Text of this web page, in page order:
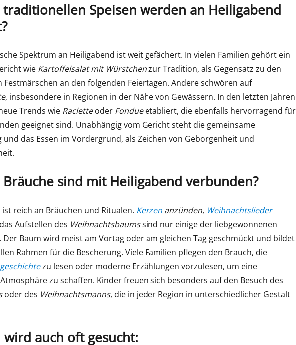
traditionellen Speisen werden an Heiligabend
Spektrum an Heiligabend ist weit gefächert. In vielen Familien gehört ein
wie Kartoffelsalat mit Würstchenzur Tradition, als Gegensatz zu den
Festmärschen an den folgenden Feiertagen. Andere schwören auf
, insbesondere in Regionen in der Nähe von Gewässern. In den letzten Jahren
Trends wie Racletteoder Fondueetabliert, die ebenfalls hervorragend für
geeignet sind. Unabhängig vom Gericht steht die gemeinsame
und das Essen im Vordergrund, als Zeichen von Geborgenheit und
Bräuche sind mit Heiligabend verbunden?
reich an Bräuchen und Ritualen. Kerzen anzünden, Weihnachtslieder
Aufstellen des Weihnachtsbaumssind nur einige der liebgewonnenen
Baum wird meist am Vortag oder am gleichen Tag geschmückt und bildet
Rahmen für die Bescherung. Viele Familien pflegen den Brauch, die
zu lesen oder moderne Erzählungen vorzulesen, um eine
zu schaffen. Kinder freuen sich besonders auf den Besuch des
oder des Weihnachtsmanns, die in jeder Region in unterschiedlicher Gestalt
wird auch oft gesucht: